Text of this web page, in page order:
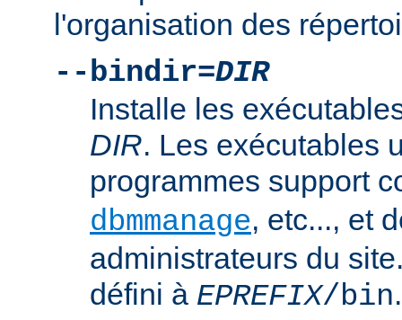
l'organisation des
--bindir=DIR
Installe les
DIR. Les exécutables
programmes support
dbmmanage, etc..., et
administrateurs du
défini à EPREFIX/bin.